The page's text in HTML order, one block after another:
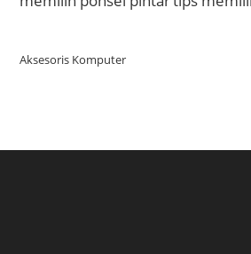
Aksesoris Komputer